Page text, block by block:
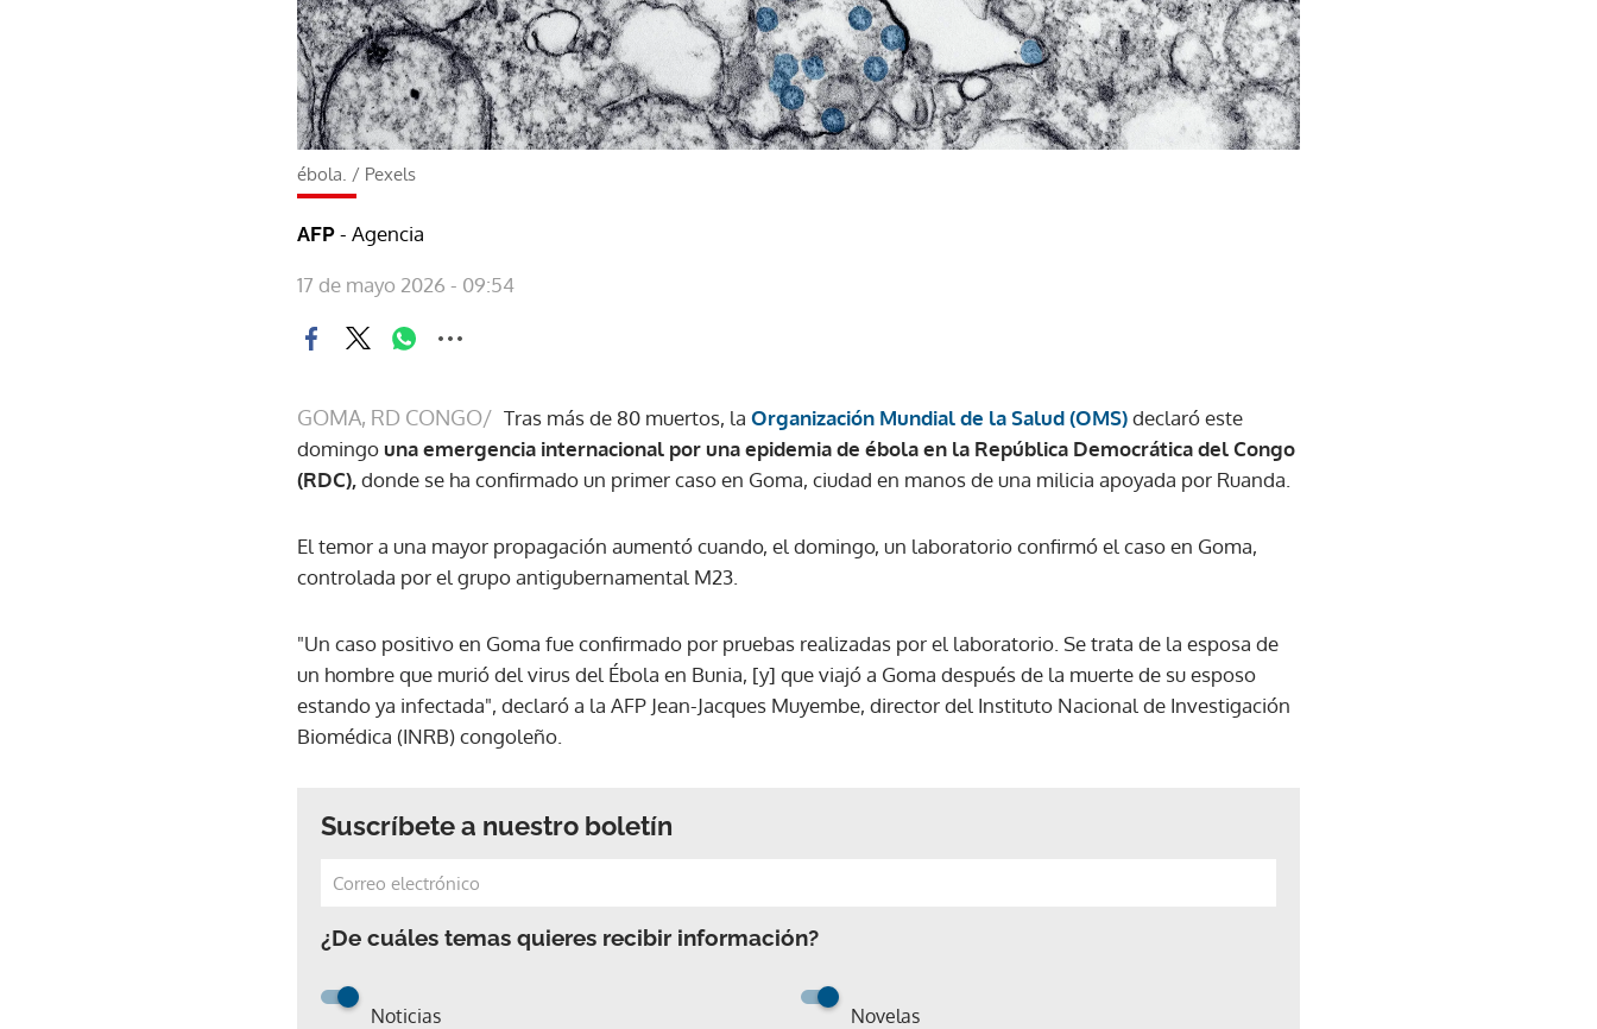
ébola. / Pexels
AFP - Agencia
17 de mayo 2026 - 09:54
GOMA, RD CONGO/ Tras más de 80 muertos, la Organización Mundial de la Salud (OMS)declaró este
domingouna emergencia internacional por una epidemia de ébola en la República Democrática del Congo
(RDC),donde se ha confirmado un primer caso en Goma, ciudad en manos de una milicia apoyada por Ruanda.
El temor a una mayor propagación aumentó cuando, el domingo, un laboratorio confirmó el caso en Goma,
controlada por el grupo antigubernamental M23.
"Un caso positivo en Goma fue confirmado por pruebas realizadas por el laboratorio. Se trata de la esposa de
un hombre que murió del virus del Ébola en Bunia, [y] que viajó a Goma después de la muerte de su esposo
estando ya infectada", declaró a la AFP Jean-Jacques Muyembe, director del Instituto Nacional de Investigación
Biomédica (INRB) congoleño.
Suscríbete a nuestro boletín
¿De cuáles temas quieres recibir información?
Noticias Novelas